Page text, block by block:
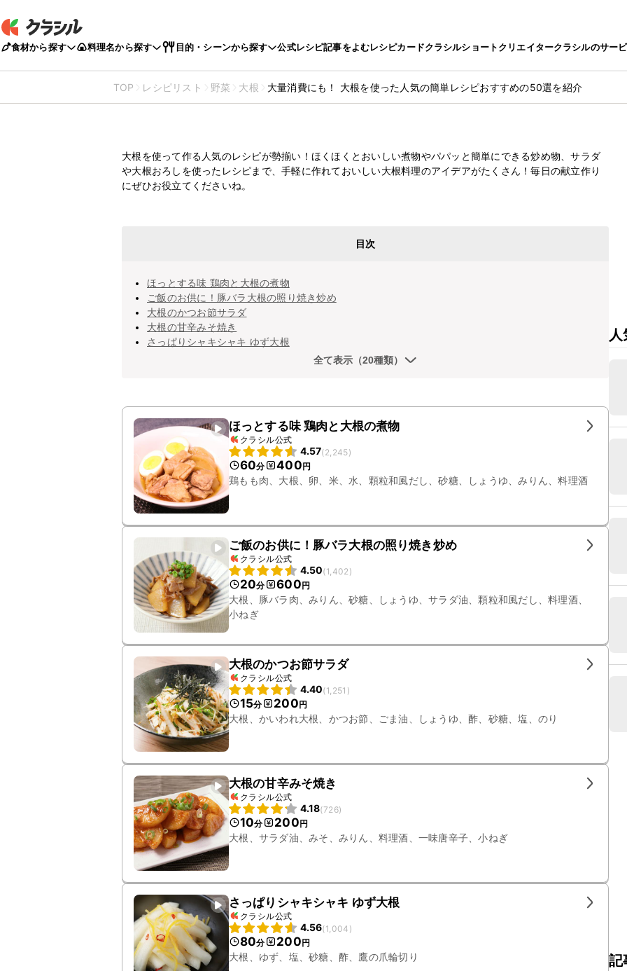
食材から探す 料理名から探す 目的・シーンから探す 公式レシピ記事をよむレシピカードクラシルショートクリエイタークラシルのサー
TOP レシピリスト 野菜 大根 大量消費にも！ 大根を使った人気の簡単レシピおすすめの50選を紹介
大根を使った人気の簡単レシピおすすめの50選を紹介
大根を使って作る人気のレシピが勢揃い！ほくほくとおいしい煮物やパパッと簡単にできる炒め物、サラダ
や大根おろしを使ったレシピまで、手軽に作れておいしい大根料理のアイデアがたくさん！毎日の献立作り
にぜひお役立てくださいね。
目次
ほっとする味 鶏肉と大根の煮物
ご飯のお供に！豚バラ大根の照り焼き炒め
大根のかつお節サラダ
大根の甘辛みそ焼き
さっぱりシャキシャキ ゆず大根
全て表示（20種類）
ほっとする味 鶏肉と大根の煮物
クラシル公式
4.57(2,245)
60分 400円
鶏もも肉、大根、卵、米、水、顆粒和風だし、砂糖、しょうゆ、みりん、料理酒
ご飯のお供に！豚バラ大根の照り焼き炒め
クラシル公式
4.50(1,402 )
20分 600円
大根、豚バラ肉、みりん、砂糖、しょうゆ、サラダ油、顆粒和風だし、料理酒、
小ねぎ
大根のかつお節サラダ
クラシル公式
4.40(1,251 )
15分 200円
大根、かいわれ大根、かつお節、ごま油、しょうゆ、酢、砂糖、塩、のり
大根の甘辛みそ焼き
クラシル公式
4.18(726)
10分 200円
大根、サラダ油、みそ、みりん、料理酒、一味唐辛子、小ねぎ
さっぱりシャキシャキ ゆず大根
クラシル公式
4.56(1,004 )
80分 200円
大根、ゆず、塩、砂糖、酢、鷹の爪輪切り 記